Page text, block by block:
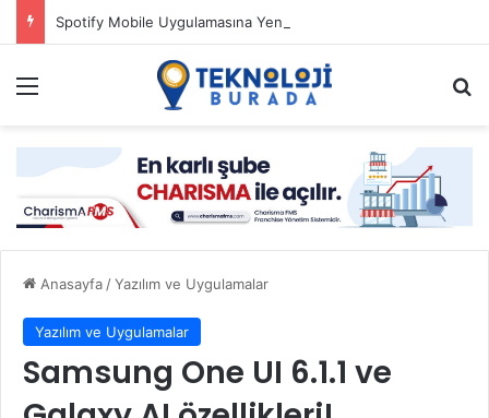
Spotify Mobile Uygulamasına Yeni Özellikler Ekliyor
Menü
Anasayfa/Yazılım ve Uygulamalar
Yazılım ve Uygulamalar
Samsung One UI 6.1.1 ve